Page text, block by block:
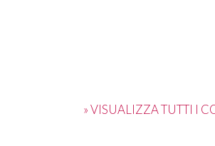
» VISUALIZZA TUTTI I